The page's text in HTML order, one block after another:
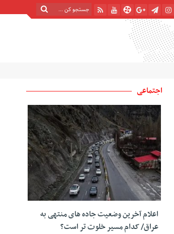
اجتماعی
اعلام آخرین وضعیت جاده های منتهی به
عراق/ کدام مسیر خلوت تر است؟